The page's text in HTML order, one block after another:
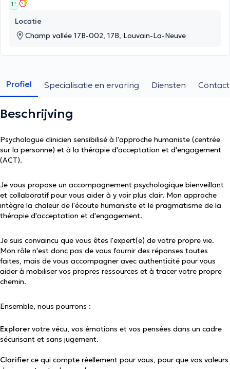
1 '
Locatie
Champ vallée 17B-002, 17B, Louvain-La-Neuve
Profiel Specialisatie en ervaring Diensten Contact
Beschrijving
Psychologue clinicien sensibilisé à l'approche humaniste (centrée
sur la personne) et à la thérapie d'acceptation et d'engagement
(ACT).
Je vous propose un accompagnement psychologique bienveillant
et collaboratif pour vous aider à y voir plus clair. Mon approche
intègre la chaleur de l'écoute humaniste et le pragmatisme de la
thérapie d'acceptation et d'engagement.
Je suis convaincu que vous êtes l'expert(e) de votre propre vie.
Mon rôle n'est donc pas de vous fournir des réponses toutes
faites, mais de vous accompagner avec authenticité pour vous
aider à mobiliser vos propres ressources et à tracer votre propre
chemin.
Ensemble, nous pourrons :
Explorervotre vécu, vos émotions et vos pensées dans un cadre
sécurisant et sans jugement.
Clarifierce qui compte réellement pour vous, pour que vos valeurs